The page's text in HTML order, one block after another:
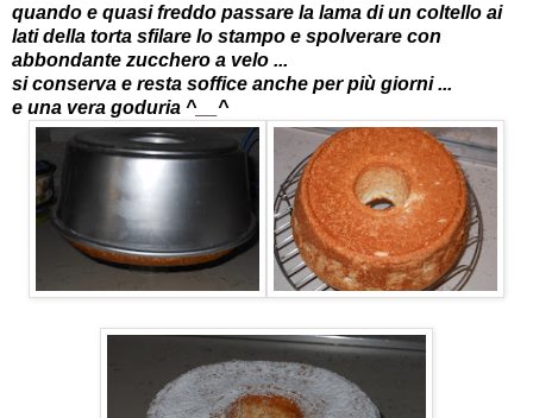
quando e quasi freddo passare la lama di un coltello ai
lati della torta sfilare lo stampo e spolverare con
abbondante zucchero a velo ...
si conserva e resta soffice anche per più giorni ...
e una vera goduria ^__^